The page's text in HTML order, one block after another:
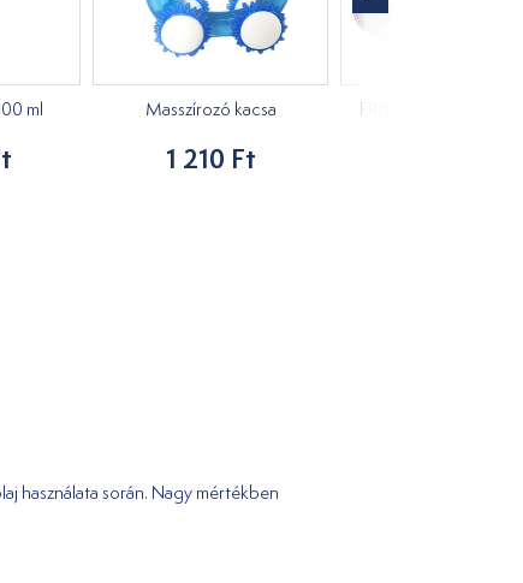
ml Masszírozó kacsa
1 210 Ft
FRISCH fólia a
használata során. Nagy mértékben